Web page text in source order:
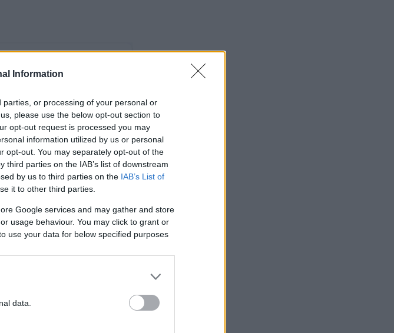
Information
or processing of your personal or
please use the below opt-out section to
opt-out request is processed you may
information utilized by us or personal
opt-out. You may separately opt-out of the
parties on the IAB’s list of downstream
by us to third parties on the IAB’s List of
it to other third parties.
Google services and may gather and store
usage behaviour. You may click to grant or
use your data for below specified purposes
data.